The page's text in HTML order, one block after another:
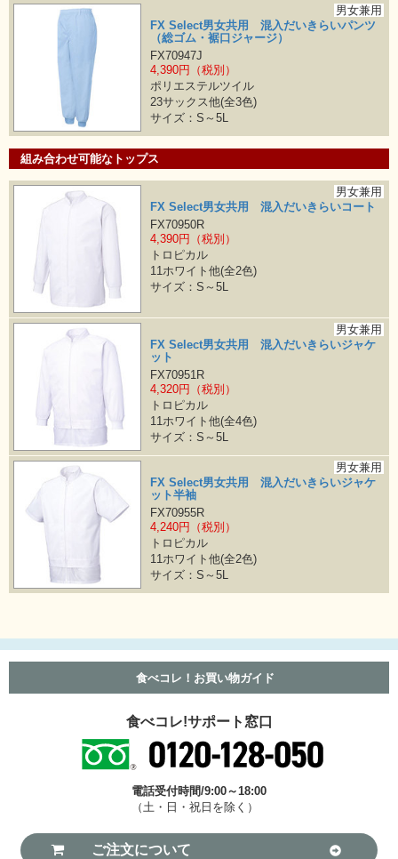
男女兼用
FX Select男女共用 混入だいきらいパンツ
（総ゴム・裾口ジャージ）
FX70947J
4,390円（税別）
ポリエステルツイル
23サックス他(全3色)
サイズ：S～5L
組み合わせ可能なトップス
男女兼用
FX Select男女共用 混入だいきらいコート
FX70950R
4,390円（税別）
トロピカル
11ホワイト他(全2色)
サイズ：S～5L
男女兼用
FX Select男女共用 混入だいきらいジャケ
ット
FX70951R
4,320円（税別）
トロピカル
11ホワイト他(全4色)
サイズ：S～5L
男女兼用
FX Select男女共用 混入だいきらいジャケ
ット半袖
FX70955R
4,240円（税別）
トロピカル
11ホワイト他(全2色)
サイズ：S～5L
食べコレ！お買い物ガイド
食べコレ!サポート窓口
電話受付時間/9:00～18:00
（土・日・祝日を除く）
ご注文について